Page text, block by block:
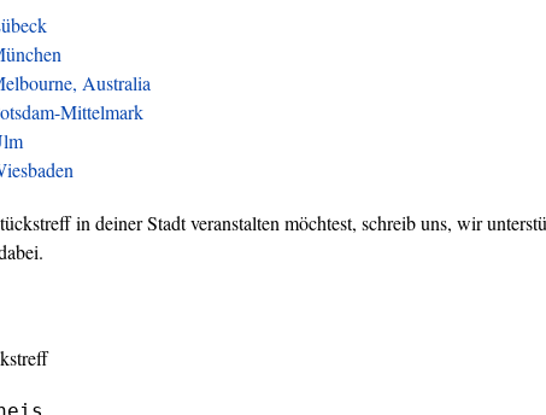
Australia
Mittelmark
in deiner Stadt veranstalten möchtest, schreib uns, wir